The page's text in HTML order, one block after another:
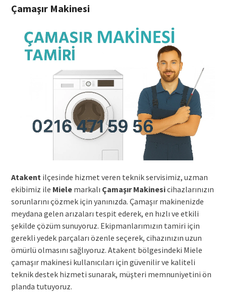
Çamaşır Makinesi
Atakent ilçesinde hizmet veren teknik servisimiz, uzman
ekibimiz ile Mielemarkalı Çamaşır Makinesicihazlarınızın
sorunlarını çözmek için yanınızda. Çamaşır makinenizde
meydana gelen arızaları tespit ederek, en hızlı ve etkili
şekilde çözüm sunuyoruz. Ekipmanlarımızın tamiri için
gerekli yedek parçaları özenle seçerek, cihazınızın uzun
ömürlü olmasını sağlıyoruz. Atakent bölgesindeki Miele
çamaşır makinesi kullanıcıları için güvenilir ve kaliteli
teknik destek hizmeti sunarak, müşteri memnuniyetini ön
planda tutuyoruz.